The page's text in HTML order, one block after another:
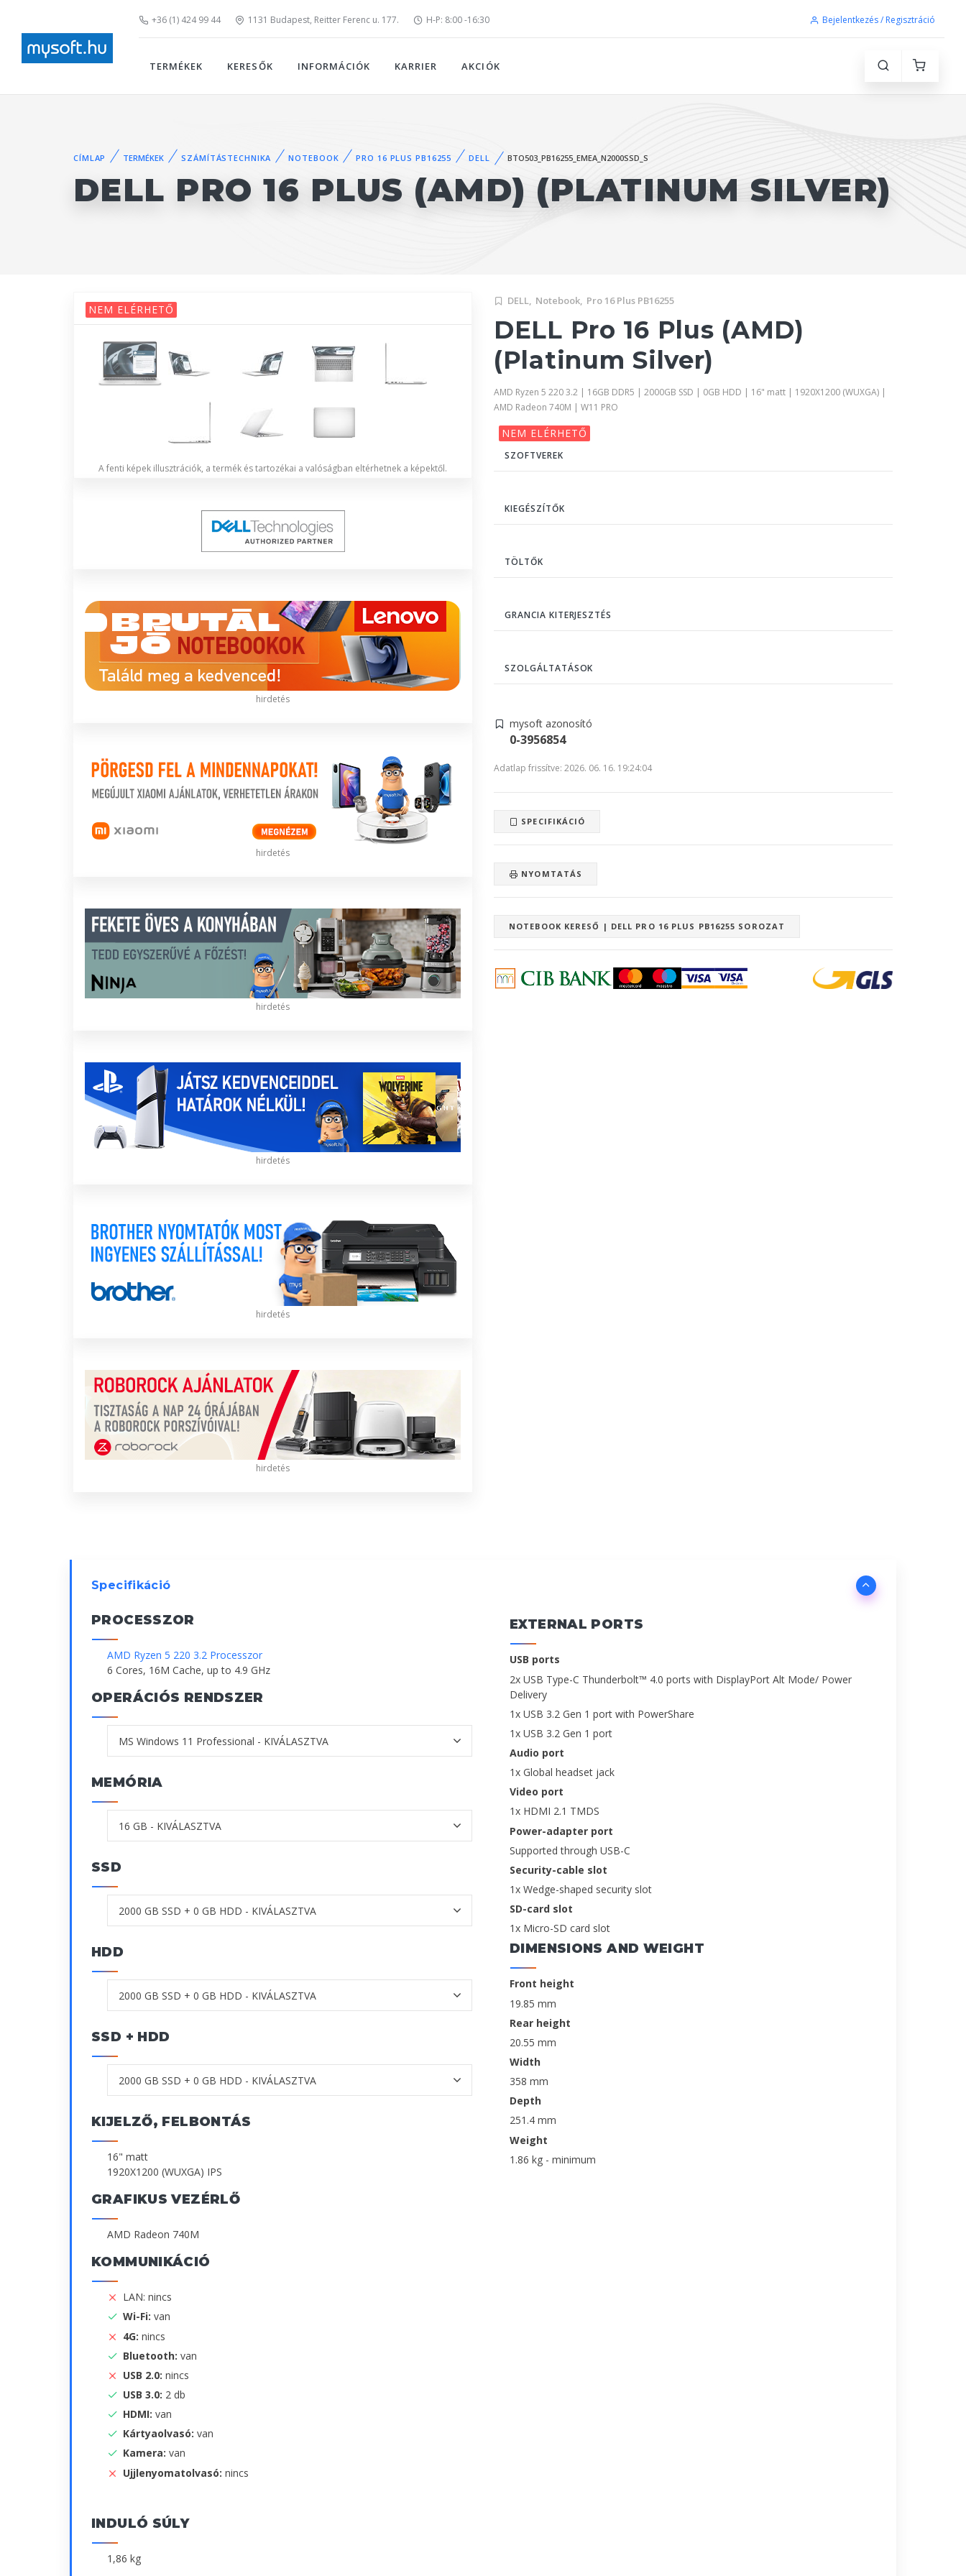
+36 (1) 424 99 44 1131 Budapest, Reitter Ferenc u. 177. H-P: 8:00 -16:30 Bejelentkezés / Regisztráció
TERMÉKEK KERESŐK INFORMÁCIÓK KARRIER AKCIÓK
CÍMLAP TERMÉKEK SZÁMÍTÁSTECHNIKA NOTEBOOK PRO 16 PLUS PB16255 DELL BTO503_PB16255_EMEA_N2000SSD_S
DELL PRO 16 PLUS (AMD) (PLATINUM SILVER)
NEM ELÉRHETŐ
A fenti képek illusztrációk, a termék és tartozékai a valóságban eltérhetnek a képektől.
hirdetés
hirdetés
hirdetés
hirdetés
hirdetés
hirdetés
DELL, Notebook, Pro 16 Plus PB16255
DELL Pro 16 Plus (AMD)
(Platinum Silver)
AMD Ryzen 5 220 3.2 | 16GB DDR5 | 2000GB SSD | 0GB HDD | 16" matt | 1920X1200 (WUXGA) |
AMD Radeon 740M | W11 PRO
NEM ELÉRHETŐ
SZOFTVEREK
KIEGÉSZÍTŐK
TÖLTŐK
GRANCIA KITERJESZTÉS
SZOLGÁLTATÁSOK
mysoft azonosító
0-3956854
Adatlap frissítve: 2026. 06. 16. 19:24:04
SPECIFIKÁCIÓ
NYOMTATÁS
NOTEBOOK KERESŐ | DELL PRO 16 PLUS PB16255 SOROZAT
Specifikáció
PROCESSZOR
AMD Ryzen 5 220 3.2 Processzor
6 Cores, 16M Cache, up to 4.9 GHz
OPERÁCIÓS RENDSZER
MEMÓRIA
SSD
HDD
SSD + HDD
KIJELZŐ, FELBONTÁS
16" matt
1920X1200 (WUXGA) IPS
GRAFIKUS VEZÉRLŐ
AMD Radeon 740M
KOMMUNIKÁCIÓ
LAN: nincs
Wi-Fi: van
4G: nincs
Bluetooth: van
USB 2.0: nincs
USB 3.0: 2 db
HDMI: van
Kártyaolvasó: van
Kamera: van
Ujjlenyomatolvasó: nincs
INDULÓ SÚLY
1,86 kg
EXTERNAL PORTS
USB ports
2x USB Type-C Thunderbolt™ 4.0 ports with DisplayPort Alt Mode/ Power
Delivery
1x USB 3.2 Gen 1 port with PowerShare
1x USB 3.2 Gen 1 port
Audio port
1x Global headset jack
Video port
1x HDMI 2.1 TMDS
Power-adapter port
Supported through USB-C
Security-cable slot
1x Wedge-shaped security slot
SD-card slot
1x Micro-SD card slot
DIMENSIONS AND WEIGHT
Front height
19.85 mm
Rear height
20.55 mm
Width
358 mm
Depth
251.4 mm
Weight
1.86 kg - minimum